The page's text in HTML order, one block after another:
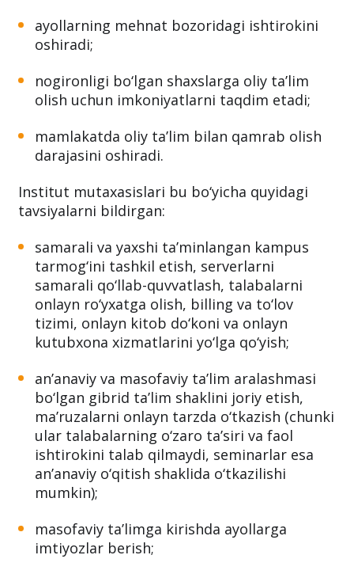
ayollarning mehnat bozoridagi ishtirokini
oshiradi;
nogironligi bo‘lgan shaxslarga oliy ta’lim
olish uchun imkoniyatlarni taqdim etadi;
mamlakatda oliy ta’lim bilan qamrab olish
darajasini oshiradi.
Institut mutaxasislari bu bo‘yicha quyidagi
tavsiyalarni bildirgan:
samarali va yaxshi ta’minlangan kampus
tarmog‘ini tashkil etish, serverlarni
samarali qo‘llab-quvvatlash, talabalarni
onlayn ro‘yxatga olish, billing va to‘lov
tizimi, onlayn kitob do‘koni va onlayn
kutubxona xizmatlarini yo‘lga qo‘yish;
an’anaviy va masofaviy ta’lim aralashmasi
bo‘lgan gibrid ta’lim shaklini joriy etish,
ma’ruzalarni onlayn tarzda o‘tkazish (chunki
ular talabalarning o‘zaro ta’siri va faol
ishtirokini talab qilmaydi, seminarlar esa
an’anaviy o‘qitish shaklida o‘tkazilishi
mumkin);
masofaviy ta’limga kirishda ayollarga
imtiyozlar berish;